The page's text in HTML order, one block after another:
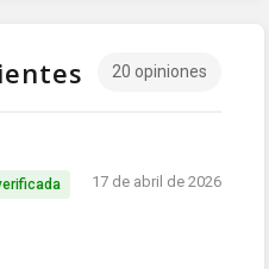
20 opiniones
17 de abril de 2026